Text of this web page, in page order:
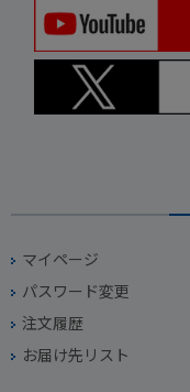
マイページ
パスワード変更
注文履歴
お届け先リスト